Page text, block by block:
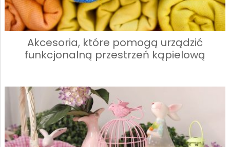
Akcesoria, które pomogą urządzić
funkcjonalną przestrzeń kąpielową